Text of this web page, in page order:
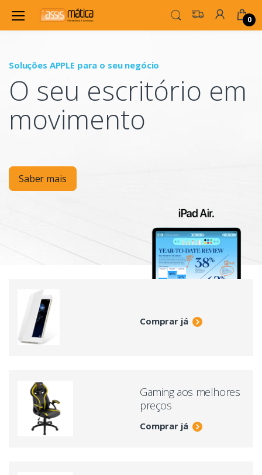
0
Soluções APPLE para o seu negócio
O seu escritório em
movimento
Saber mais
Comprar já
Gaming aos melhores
preços
Comprar já